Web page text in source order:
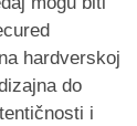
hardverskoj
do
i